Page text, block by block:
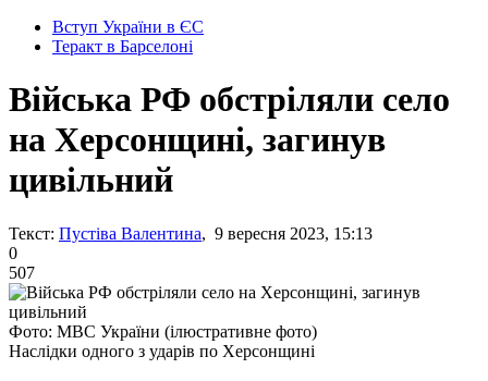
Вступ України в ЄС
Теракт в Барселоні
Війська РФ обстріляли село
на Херсонщині, загинув
цивільний
Текст: Пустіва Валентина, 9 вересня 2023, 15:13
0
507
Фото: МВС України (ілюстративне фото)
Наслідки одного з ударів по Херсонщині